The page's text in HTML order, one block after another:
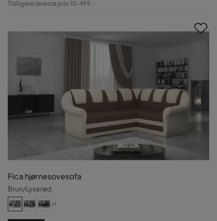
Tidligere laveste pris 10.499,-
Fica hjørnesovesofa
Brun/Lyserød
+1